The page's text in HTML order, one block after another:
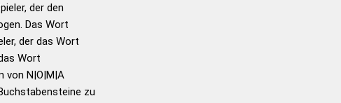
in 12
und gutes
Grammatik
der den
Das Wort
der das Wort
Wort
von N|O|M|A
zu